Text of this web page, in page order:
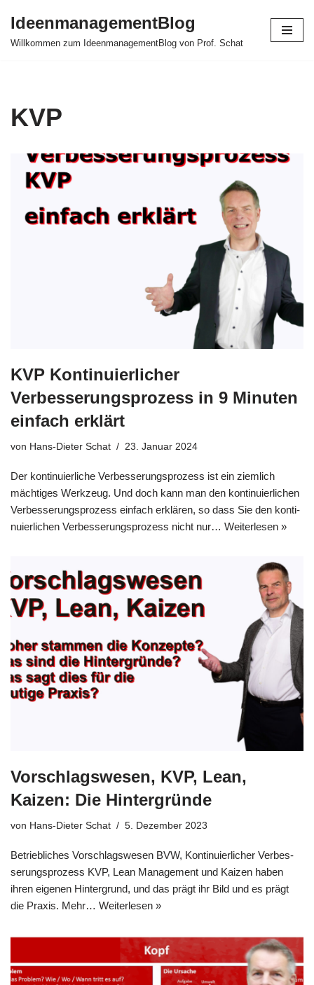
Zum
IdeenmanagementBlog
Willkommen zum IdeenmanagementBlog von Prof. Schat
KVP
KVP Kontinuierlicher
Verbesserungsprozess in 9 Minuten
einfach erklärt
von Hans-Dieter Schat 23. Januar 2024
Der kon­ti­nu­ier­li­che Ver­bes­se­rungs­pro­zess ist ein ziem­lich
mäch­ti­ges Werk­zeug. Und doch kann man den kon­ti­nu­ier­li­chen
Ver­bes­se­rungs­pro­zess ein­fach erklä­ren, so dass Sie den kon­ti­
nu­ier­li­chen Ver­bes­se­rungs­pro­zess nicht nur… Wei­ter­le­sen »
Vorschlagswesen, KVP, Lean,
Kaizen: Die Hintergründe
von Hans-Dieter Schat 5. Dezember 2023
Betrieb­li­ches Vor­schlags­we­sen BVW, Kon­ti­nu­ier­li­cher Ver­bes­
se­rungs­pro­zess KVP, Lean Manage­ment und Kai­zen haben
ihren eige­nen Hin­ter­grund, und das prägt ihr Bild und es prägt
die Pra­xis. Mehr… Wei­ter­le­sen »